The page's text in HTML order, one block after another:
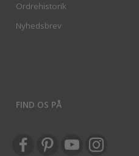
Ordrehistorik
Nyhedsbrev
FIND OS PÅ